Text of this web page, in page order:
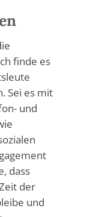
finde es
Sei es mit
und
dass
der
und